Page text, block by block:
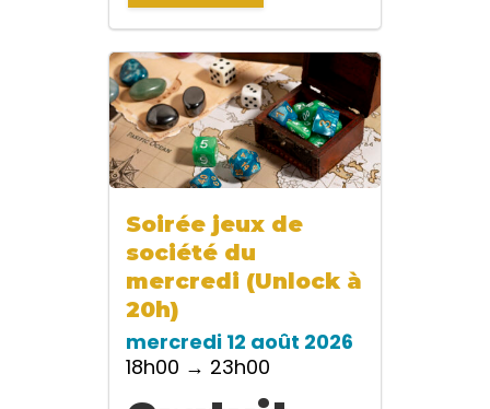
Soirée jeux de
société du
mercredi (Unlock à
20h)
mercredi 12 août 2026
18h00 → 23h00